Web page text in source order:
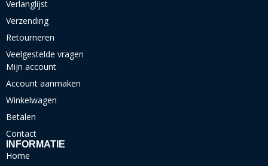
Verlanglijst
Verzending
Retourneren
Veelgestelde vragen
Mijn account
Account aanmaken
Winkelwagen
Betalen
Contact
INFORMATIE
Home